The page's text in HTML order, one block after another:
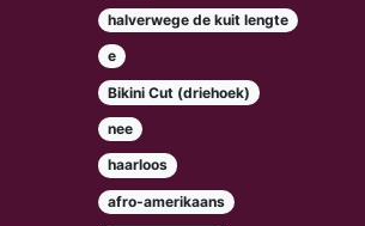
halverwege de kuit lengte
e
Bikini Cut (driehoek)
nee
haarloos
afro-amerikaans